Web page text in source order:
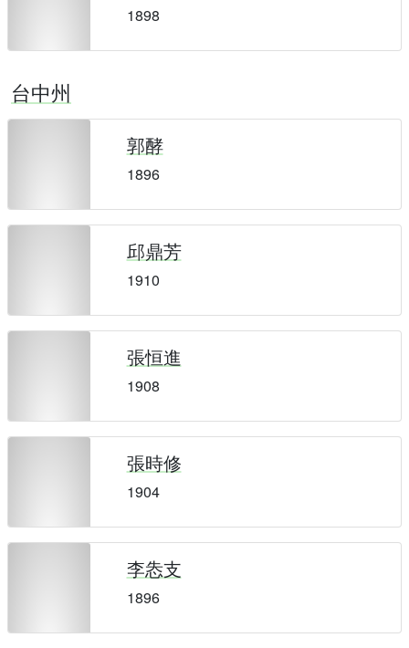
1898
台中州
郭酵
1896
邱鼎芳
1910
張恒進
1908
張時修
1904
李怣支
1896